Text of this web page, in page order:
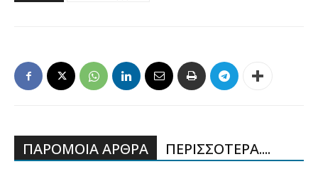
ΠΑΡΟΜΟΙΑ ΑΡΘΡΑ ΠΕΡΙΣΣΟΤΕΡΑ....